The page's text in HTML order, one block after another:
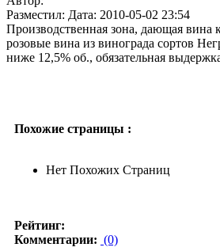
Разместил: Дата: 2010-05-02 23:54
Производственная зона, дающая вина
розовые вина из винограда сортов
ниже 12,5% об., обязательная
Похожие страницы :
Нет Похожих Страниц
Рейтинг:
Комментарии: (0)